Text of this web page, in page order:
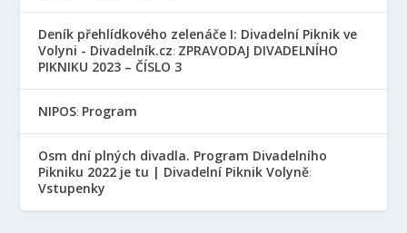
Deník přehlídkového zelenáče I: Divadelní Piknik ve
Volyni - Divadelník.cz: ZPRAVODAJ DIVADELNÍHO
PIKNIKU 2023 – ČÍSLO 3
NIPOS: Program
Osm dní plných divadla. Program Divadelního
Pikniku 2022 je tu | Divadelní Piknik Volyně:
Vstupenky